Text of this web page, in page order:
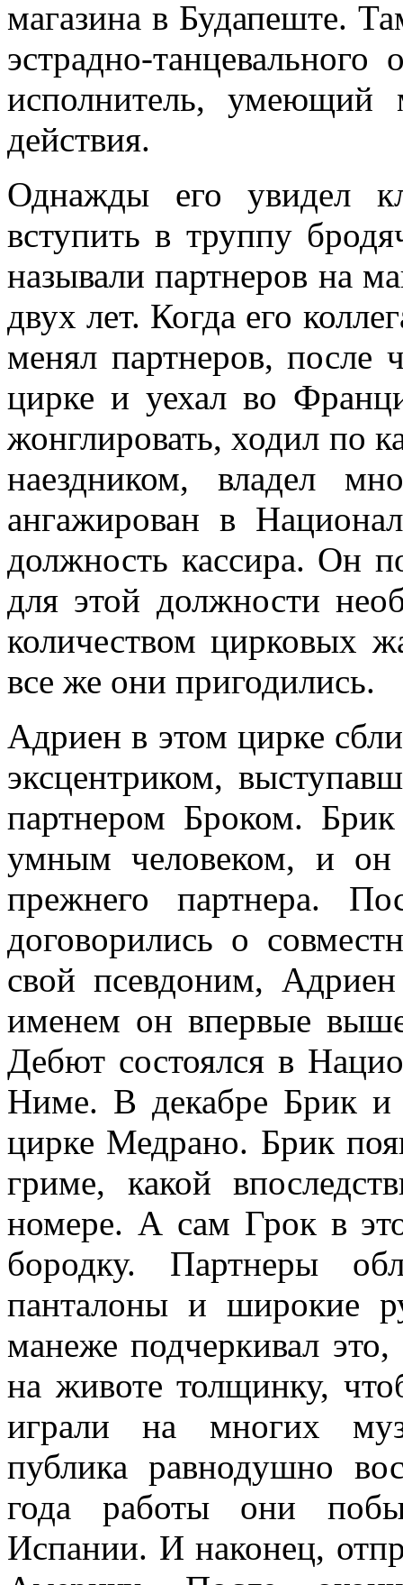
магазина в Будапеште.
эстрадно-
исполнитель, умеющий
действия.
Однажды его увидел
вступить в труппу
называли партнеров на
двух лет. Когда его
менял партнеров, после
цирке и уехал во
жонглировать, ходил по
наездником, владел
ангажирован в
должность кассира. Он
для этой должности
количеством цирковых
все же они пригодились.
Адриен в этом цирке
эксцентриком,
партнером Броком.
умным человеком, и он
прежнего партнера.
договорились о
свой псевдоним,
именем он впервые
Дебют состоялся в
Ниме. В декабре Брик и
цирке Медрано. Брик
гриме, какой
номере. А сам Грок в
бородку. Партнеры
панталоны и широкие
манеже подчеркивал
на животе толщинку,
играли на многих
публика равнодушно
года работы они
Испании. И наконец,